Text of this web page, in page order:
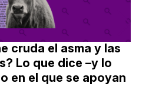
cruda el asma y las
Lo que dice –y lo
en el que se apoyan